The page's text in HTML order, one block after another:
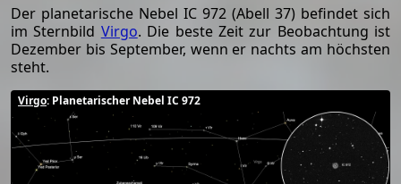
Der planetarische Nebel IC 972 (Abell 37) befindet sich
im Sternbild Virgo. Die beste Zeit zur Beobachtung ist
Dezember bis September, wenn er nachts am höchsten
steht.
Virgo: Planetarischer Nebel IC 972